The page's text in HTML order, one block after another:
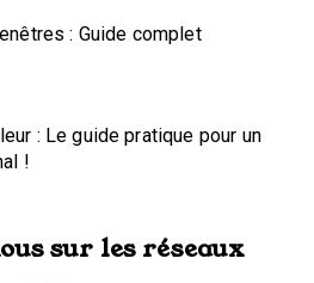
: Guide complet
: Le guide pratique pour un
!
sur les réseaux